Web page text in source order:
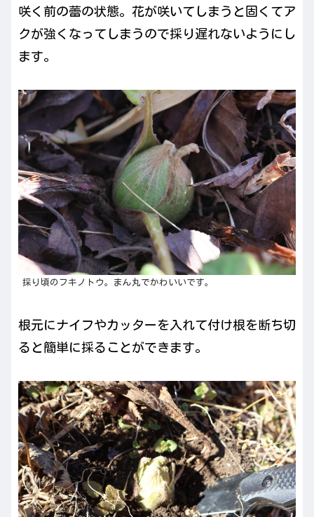
咲く前の蕾の状態。花が咲いてしまうと固くてア
クが強くなってしまうので採り遅れないようにし
ます。
採り頃のフキノトウ。まん丸でかわいいです。
根元にナイフやカッターを入れて付け根を断ち切
ると簡単に採ることができます。